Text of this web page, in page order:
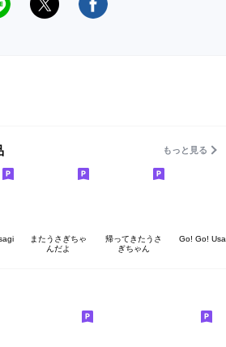
もっと見る
またうさぎちゃ
んだよ
帰ってきたうさ
ぎちゃん
Go! Go!